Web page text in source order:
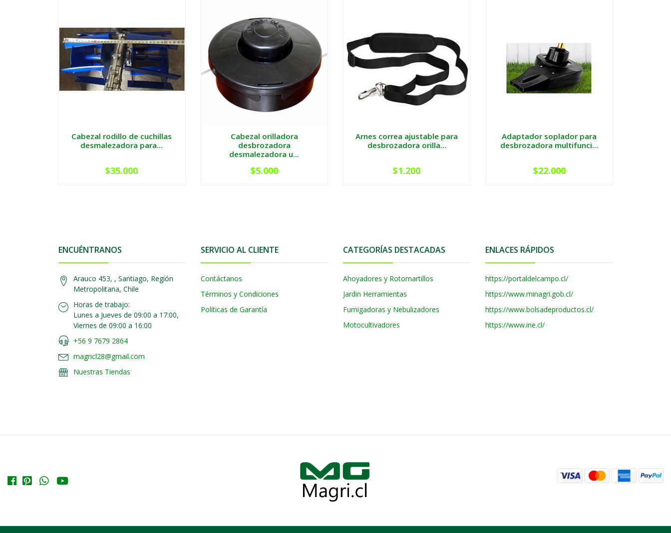
Cabezal rodillo de cuchillas
desmalezadora para...
$35.000
Cabezal orilladora
desbrozadora
desmalezadora u...
$5.000
Arnes correa ajustable para
desbrozadora orilla...
$1.200
Adaptador soplador para
desbrozadora multifunci...
$22.000
ENCUÉNTRANOS
Arauco 453, , Santiago, Región
Metropolitana, Chile
Horas de trabajo:
Lunes a Jueves de 09:00 a 17:00,
Viernes de 09:00 a 16:00
+56 9 7679 2864
magricl28@gmail.com
Nuestras Tiendas
SERVICIO AL CLIENTE
Contáctanos
Términos y Condiciones
Políticas de Garantía
CATEGORÍAS DESTACADAS
Ahoyadores y Rotomartillos
Jardin Herramientas
Fumigadoras y Nebulizadores
Motocultivadores
ENLACES RÁPIDOS
https://portaldelcampo.cl/
https://www.minagri.gob.cl/
https://www.bolsadeproductos.cl/
https://www.ine.cl/